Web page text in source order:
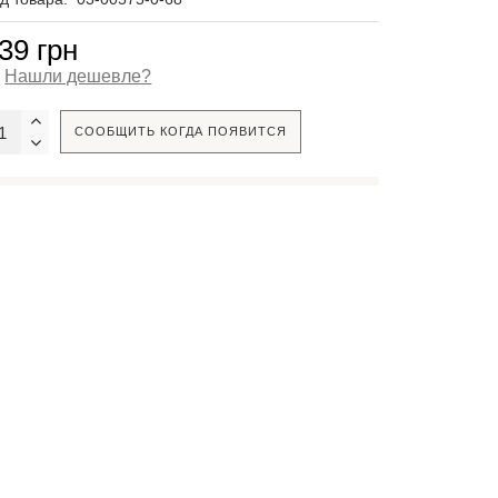
грн
Нашли дешевле?
СООБЩИТЬ КОГДА ПОЯВИТСЯ